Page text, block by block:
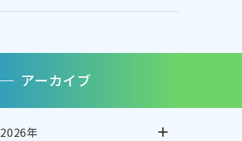
アーカイブ
2026年